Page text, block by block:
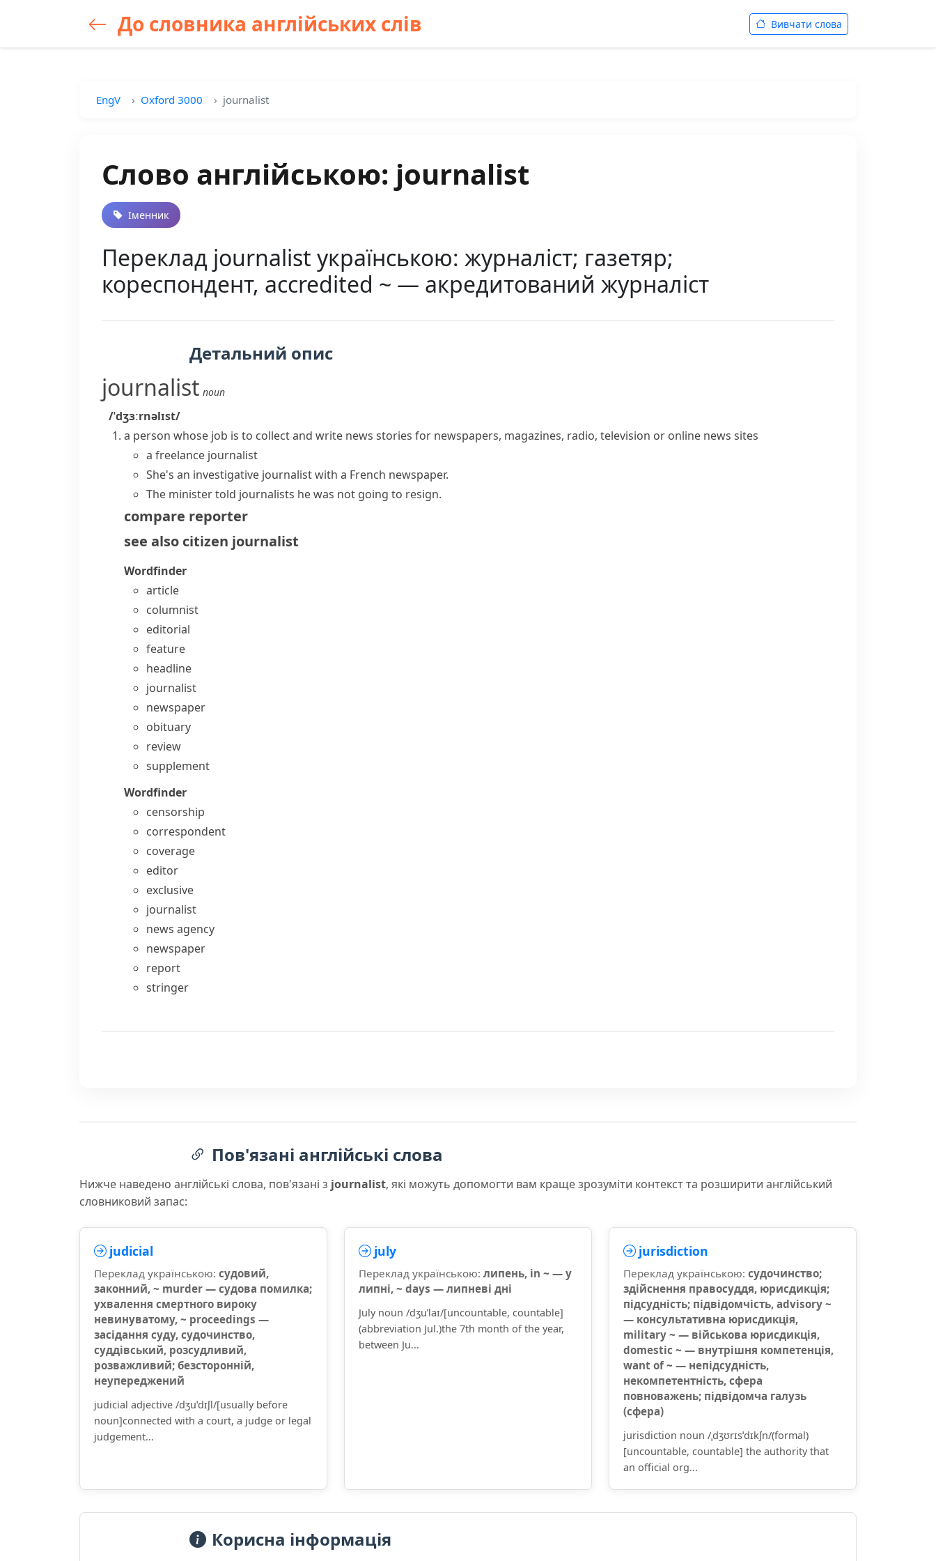
До словника англійських слів Вивчати слова
EngV Oxford 3000 journalist
Слово англійською: journalist
Іменник
Переклад journalist українською: журналіст; газетяр;
кореспондент, accredited ~ — акредитований журналіст
Детальний опис
journalist noun
/ˈdʒɜːrnəlɪst/
a person whose job is to collect and write news stories for newspapers, magazines, radio, television or online news sites
a freelance journalist
She's an investigative journalistwith a French newspaper.
The minister told journalists he was not going to resign.
compare reporter
see also citizen journalist
Wordfinder
article
columnist
editorial
feature
headline
journalist
newspaper
obituary
review
supplement
Wordfinder
censorship
correspondent
coverage
editor
exclusive
journalist
news agency
newspaper
report
stringer
Пов'язані англійські слова
Нижче наведено англійські слова, пов'язані з journalist, які можуть допомогти вам краще зрозуміти контекст та розширити англійський
словниковий запас:
judicial
Переклад українською: судовий,
законний, ~ murder — судова помилка;
ухвалення смертного вироку
невинуватому, ~ proceedings —
засідання суду, судочинство,
суддівський, розсудливий,
розважливий; безсторонній,
неупереджений
judicial adjective /dʒuˈdɪʃl/[usually before
noun]connected with a court, a judge or legal
judgement...
july
Переклад українською: липень, in ~ — у
липні, ~ days — липневі дні
July noun /dʒuˈlaɪ/[uncountable, countable]
(abbreviation Jul.)the 7th month of the year,
between Ju...
jurisdiction
Переклад українською: судочинство;
здійснення правосуддя, юрисдикція;
підсудність; підвідомчість, advisory ~
— консультативна юрисдикція,
military ~ — військова юрисдикція,
domestic ~ — внутрішня компетенція,
want of ~ — непідсудність,
некомпетентність, сфера
повноважень; підвідомча галузь
(сфера)
jurisdiction noun /ˌdʒʊrɪsˈdɪkʃn/(formal)
[uncountable, countable] the authority that
an official org...
Корисна інформація